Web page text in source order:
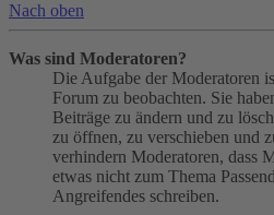
Nach oben
Was sind Moderatoren?
Die Aufgabe der Moderatoren
Forum zu beobachten. Sie
Beiträge zu ändern und zu
zu öffnen, zu verschieben und
verhindern Moderatoren, dass
etwas nicht zum Thema
Angreifendes schreiben.